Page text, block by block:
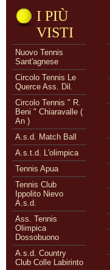
I PIÙ
VISTI
Nuovo Tennis
Sant'agnese
Circolo Tennis Le
Querce Ass. Dil.
Circolo Tennis " R.
Beni " Chiaravalle (
An )
A.s.d. Match Ball
A.s.t.d. L'olimpica
Tennis Apua
Tennis Club
Ippolito Nievo
A.s.d.
Ass. Tennis
Olimpica
Dossobuono
A.s.d. Country
Club Colle Labirinto